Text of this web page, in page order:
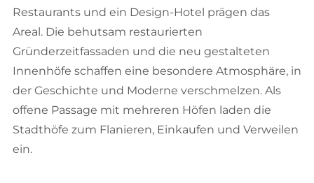
Restaurants und ein Design-Hotel prägen das
Areal. Die behutsam restaurierten
Gründerzeitfassaden und die neu gestalteten
Innenhöfe schaffen eine besondere Atmosphäre, in
der Geschichte und Moderne verschmelzen. Als
offene Passage mit mehreren Höfen laden die
Stadthöfe zum Flanieren, Einkaufen und Verweilen
ein.